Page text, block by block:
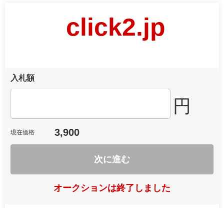
click2.jp
入札額
円
現在価格 3,900
次に進む
オークションは終了しました